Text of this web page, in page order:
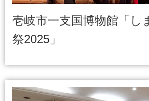
壱岐市一支国博物館「し
祭2025」